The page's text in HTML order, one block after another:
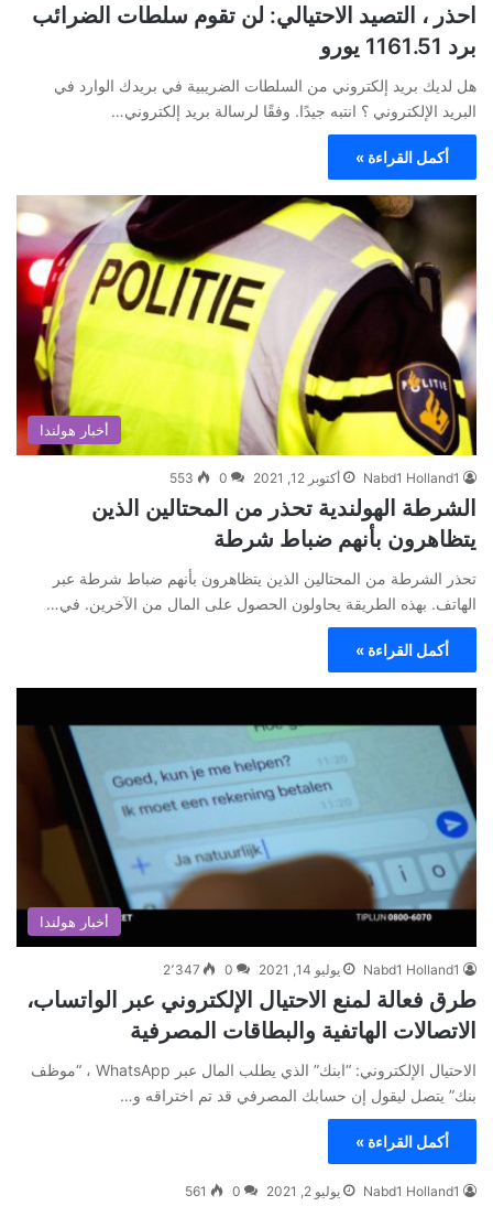
احذر ، التصيد الاحتيالي: لن تقوم سلطات الضرائب
برد 1161.51 يورو
هل لديك بريد إلكتروني من السلطات الضريبية في بريدك الوارد في
البريد الإلكتروني ؟ انتبه جيدًا. وفقًا لرسالة بريد إلكتروني…
أكمل القراءة »
أخبار هولندا
Nabd1 Holland1 أكتوبر 12, 2021 0
553
الشرطة الهولندية تحذر من المحتالين الذين
يتظاهرون بأنهم ضباط شرطة
تحذر الشرطة من المحتالين الذين يتظاهرون بأنهم ضباط شرطة عبر
الهاتف. بهذه الطريقة يحاولون الحصول على المال من الآخرين. في…
أكمل القراءة »
أخبار هولندا
Nabd1 Holland1 يوليو 14, 2021 0 2٬347
طرق فعالة لمنع الاحتيال الإلكتروني عبر الواتساب،
الاتصالات الهاتفية والبطاقات المصرفية
الاحتيال الإلكتروني: “ابنك” الذي يطلب المال عبر WhatsApp ، “موظف
بنك” يتصل ليقول إن حسابك المصرفي قد تم اختراقه و…
أكمل القراءة »
Nabd1 Holland1 يوليو 2, 2021 0
561